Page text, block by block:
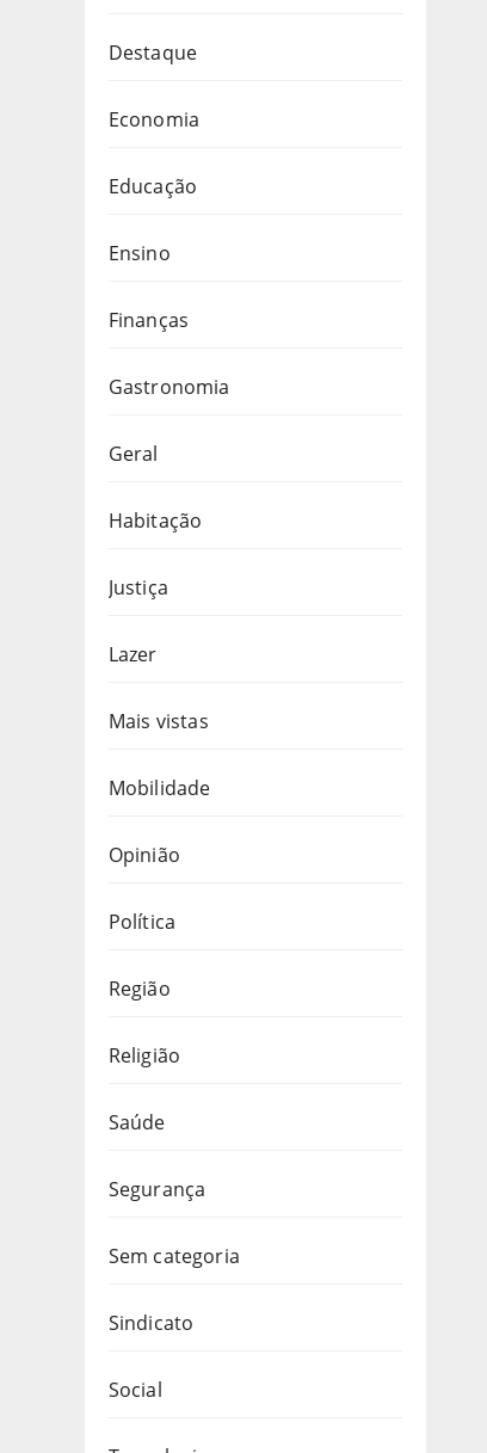
Destaque
Economia
Educação
Ensino
Finanças
Gastronomia
Geral
Habitação
Justiça
Lazer
Mais vistas
Mobilidade
Opinião
Política
Região
Religião
Saúde
Segurança
Sem categoria
Sindicato
Social